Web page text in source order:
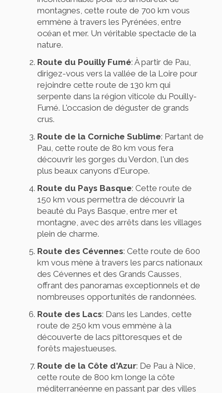
montagnes, cette route de 700 km vous
emmène à travers les Pyrénées, entre
océan et mer. Un véritable spectacle de la
nature.
Route du Pouilly Fumé: À partir de Pau,
dirigez-vous vers la vallée de la Loire pour
rejoindre cette route de 130 km qui
serpente dans la région viticole du Pouilly-
Fumé. L'occasion de déguster de grands
crus.
Route de la Corniche Sublime: Partant de
Pau, cette route de 80 km vous fera
découvrir les gorges du Verdon, l'un des
plus beaux canyons d'Europe.
Route du Pays Basque: Cette route de
150 km vous permettra de découvrir la
beauté du Pays Basque, entre mer et
montagne, avec des arrêts dans les villages
plein de charme.
Route des Cévennes: Cette route de 600
km vous mène à travers les parcs nationaux
des Cévennes et des Grands Causses,
offrant des panoramas exceptionnels et de
nombreuses opportunités de randonnées.
Route des Lacs: Dans les Landes, cette
route de 250 km vous emmène à la
découverte de lacs pittoresques et de
forêts majestueuses.
Route de la Côte d'Azur: De Pau à Nice,
cette route de 800 km longe la côte
méditerranéenne en passant par des villes